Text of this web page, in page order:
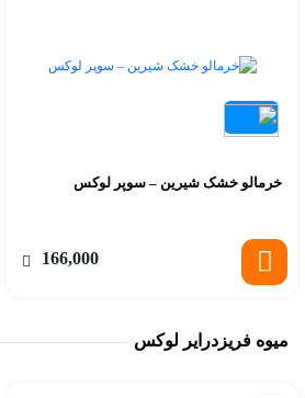
خرمالو خشک شیرین – سوپر لوکس
166,000
میوه فریزدرایر لوکس